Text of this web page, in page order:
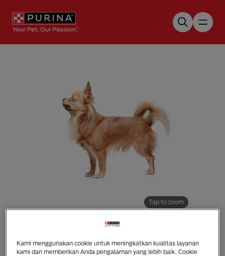
Tap to zoom
Chihuahua (Long Coat)
Kami menggunakan cookie untuk meningkatkan kualitas layanan
kami dan memberikan Anda pengalaman yang lebih baik. Cookie